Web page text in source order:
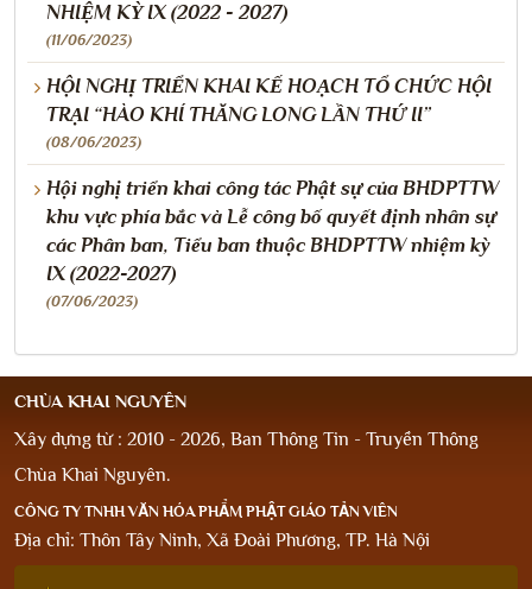
NHIỆM KỲ IX (2022 - 2027)
(11/06/2023)
HỘI NGHỊ TRIỂN KHAI KẾ HOẠCH TỔ CHỨC HỘI
TRẠI “HÀO KHÍ THĂNG LONG LẦN THỨ II”
(08/06/2023)
Hội nghị triển khai công tác Phật sự của BHDPTTW
khu vực phía bắc và Lễ công bố quyết định nhân sự
các Phân ban, Tiểu ban thuộc BHDPTTW nhiệm kỳ
IX (2022-2027)
(07/06/2023)
CHÙA KHAI NGUYÊN
Xây dựng từ : 2010 - 2026, Ban Thông Tin - Truyền Thông
Chùa Khai Nguyên.
CÔNG TY TNHH VĂN HÓA PHẨM PHẬT GIÁO TẢN VIÊN
Địa chỉ: Thôn Tây Ninh, Xã Đoài Phương, TP. Hà Nội